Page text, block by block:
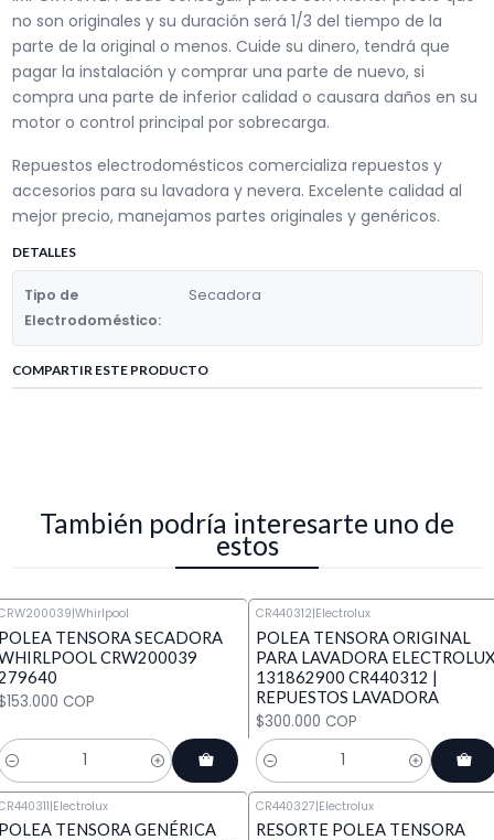
no son originales y su duración será 1/3 del tiempo de la
parte de la original o menos. Cuide su dinero, tendrá que
pagar la instalación y comprar una parte de nuevo, si
compra una parte de inferior calidad o causara daños en su
motor o control principal por sobrecarga.
Repuestos electrodomésticos comercializa repuestos y
accesorios para su lavadora y nevera. Excelente calidad al
mejor precio, manejamos partes originales y genéricos.
DETALLES
Tipo de
Electrodoméstico:
Secadora
COMPARTIR ESTE PRODUCTO
También podría interesarte uno de
estos
|Whirlpool
TENSORA SECADORA
CRW200039
COP
CR440312|Electrolux
POLEA TENSORA ORIGINAL
PARA LAVADORA ELECTROLUX
131862900 CR440312 |
REPUESTOS LAVADORA
$300.000 COP
Cantidad
|Electrolux
TENSORA GENÉRICA
CR440327|Electrolux
RESORTE POLEA TENSORA